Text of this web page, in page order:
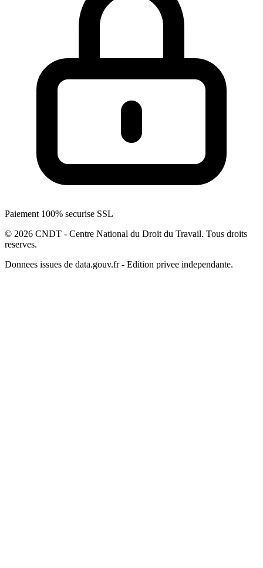
Paiement 100% securise SSL
© 2026 CNDT - Centre National du Droit du Travail. Tous droits
reserves.
Donnees issues de data.gouv.fr - Edition privee independante.